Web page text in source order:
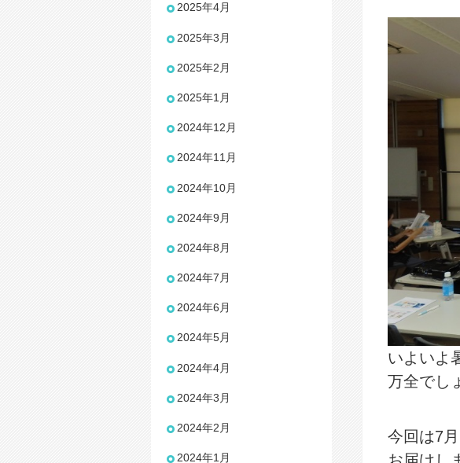
いよいよ
万全でし
今回は7
お届けし
2025年4月
2025年3月
2025年2月
2025年1月
2024年12月
2024年11月
2024年10月
2024年9月
2024年8月
2024年7月
2024年6月
2024年5月
2024年4月
2024年3月
2024年2月
2024年1月